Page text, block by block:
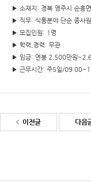
▶ 소재지: 경북 영주시 순흥
▶ 직무: 식품분야 단순 종사원
▶ 모집인원: 1명
▶ 학력,경력: 무관
▶ 임금: 연봉 2,500만원
▶ 근무시간: 주5일/
이전글 다음